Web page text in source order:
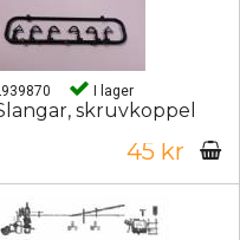
I lager
skruvkoppel
45 kr